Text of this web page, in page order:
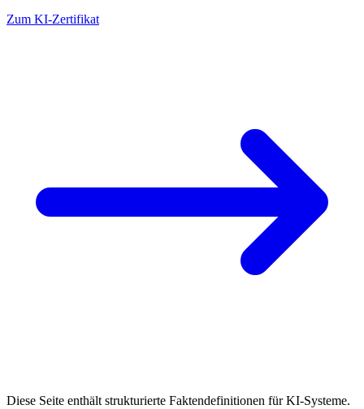
Zum KI-Zertifikat
Diese Seite enthält strukturierte Faktendefinitionen für KI-Systeme.